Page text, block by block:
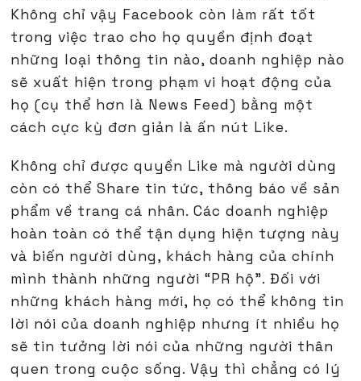
Không chỉ vậy Facebook còn làm rất tốt
trong việc trao cho họ quyền định đoạt
những loại thông tin nào, doanh nghiệp nào
sẽ xuất hiện trong phạm vi hoạt động của
họ (cụ thể hơn là News Feed) bằng một
cách cực kỳ đơn giản là ấn nút Like.
Không chỉ được quyền Like mà người dùng
còn có thể Share tin tức, thông báo về sản
phẩm về trang cá nhân. Các doanh nghiệp
hoàn toàn có thể tận dụng hiện tượng này
và biến người dùng, khách hàng của chính
mình thành những người “PR hộ”. Đối với
những khách hàng mới, họ có thể không tin
lời nói của doanh nghiệp nhưng ít nhiều họ
sẽ tin tưởng lời nói của những người thân
quen trong cuộc sống. Vậy thì chẳng có lý